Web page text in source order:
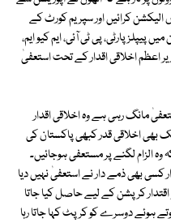
کرائیں اور سپریم کورٹ کے
پارٹی، پی ٹی آئی، ایم کیو ایم،
اعظم اخلاقی اقدار کے تحت استعفیٰ
مانگ رہی ہے وہ اخلاقی اقدار
70 سال میں ایسی ایک بھی اخلاقی قدر کبھی پاکستان کی
الزام لگنے پر مستعفی ہوجائیں۔
کسی بھی ذمے دار نے استعفیٰ نہیں دیا
اقتدار کرپشن کے لیے حاصل کیا جاتا
ہوئے دوسرے کو کرپٹ کہا جاتا رہا